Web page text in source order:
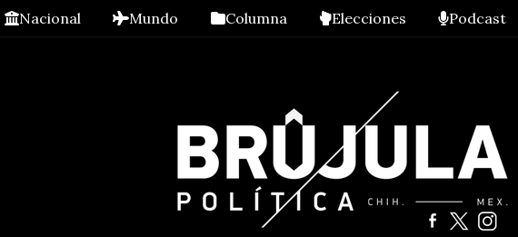
Nacional Mundo Columna Elecciones Podcast